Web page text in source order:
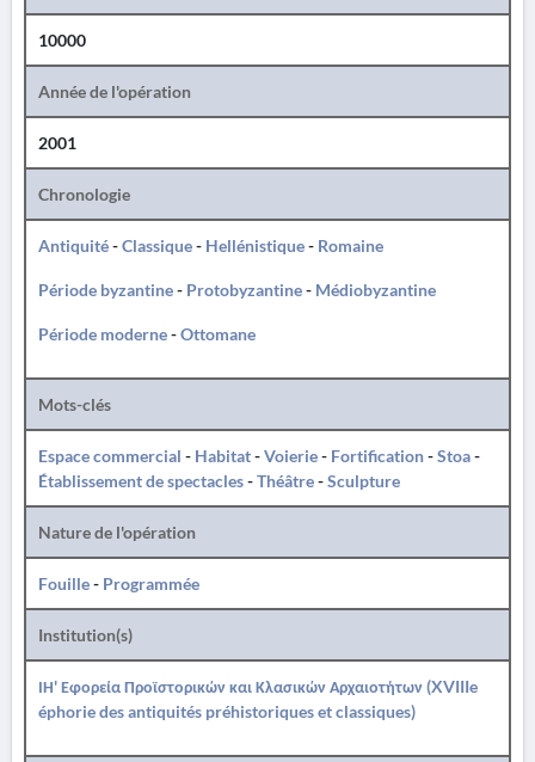
10000
Année de l'opération
2001
Chronologie
Antiquité-Classique- Hellénistique- Romaine
Période byzantine- Protobyzantine- Médiobyzantine
Période moderne-Ottomane
Mots-clés
Espace commercial - Habitat-Voierie- Fortification-Stoa-
Établissement de spectacles-Théâtre-Sculpture
Nature de l'opération
Fouille- Programmée
Institution(s)
ΙΗ' Εφορεία Προϊστορικών και Κλασικών Αρχαιοτήτων (XVIIIe
éphorie des antiquités préhistoriques et classiques)